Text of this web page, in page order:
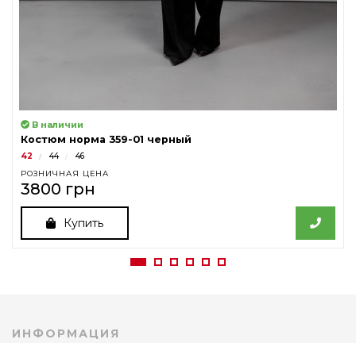
В наличии
Костюм норма 359-01 черный
42 44 46
РОЗНИЧНАЯ ЦЕНА
3800 грн
Купить
ИНФОРМАЦИЯ